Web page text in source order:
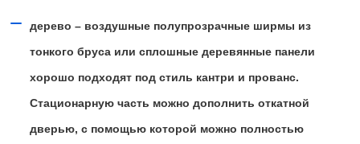
дерево – воздушные полупрозрачные ширмы из
тонкого бруса или сплошные деревянные панели
хорошо подходят под стиль кантри и прованс.
Стационарную часть можно дополнить откатной
дверью, с помощью которой можно полностью